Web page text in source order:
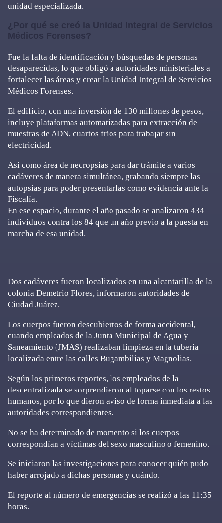
unidad especializada.
¿Por qué se creó la Unidad Integral de Servicios
Médicos Forenses?
Fue la falta de identificación y búsquedas de personas
desaparecidas, lo que obligó a autoridades ministeriales a
fortalecer las áreas y crear la Unidad Integral de Servicios
Médicos Forenses.
El edificio, con una inversión de 130 millones de pesos,
incluye plataformas automatizadas para extracción de
muestras de ADN, cuartos fríos para trabajar sin
electricidad.
Así como área de necropsias para dar trámite a varios
cadáveres de manera simultánea, grabando siempre las
autopsias para poder presentarlas como evidencia ante la
Fiscalía.
En ese espacio, durante el año pasado se analizaron 434
individuos contra los 84 que un año previo a la puesta en
marcha de esa unidad.
Dos cadáveres fueron localizados en una alcantarilla de la
colonia Demetrio Flores, informaron autoridades de
Ciudad Juárez.
Los cuerpos fueron descubiertos de forma accidental,
cuando empleados de la Junta Municipal de Agua y
Saneamiento (JMAS) realizaban limpieza en la tubería
localizada entre las calles Bugambilias y Magnolias.
Según los primeros reportes, los empleados de la
descentralizada se sorprendieron al toparse con los restos
humanos, por lo que dieron aviso de forma inmediata a las
autoridades correspondientes.
No se ha determinado de momento si los cuerpos
correspondían a víctimas del sexo masculino o femenino.
Se iniciaron las investigaciones para conocer quién pudo
haber arrojado a dichas personas y cuándo.
El reporte al número de emergencias se realizó a las 11:35
horas.